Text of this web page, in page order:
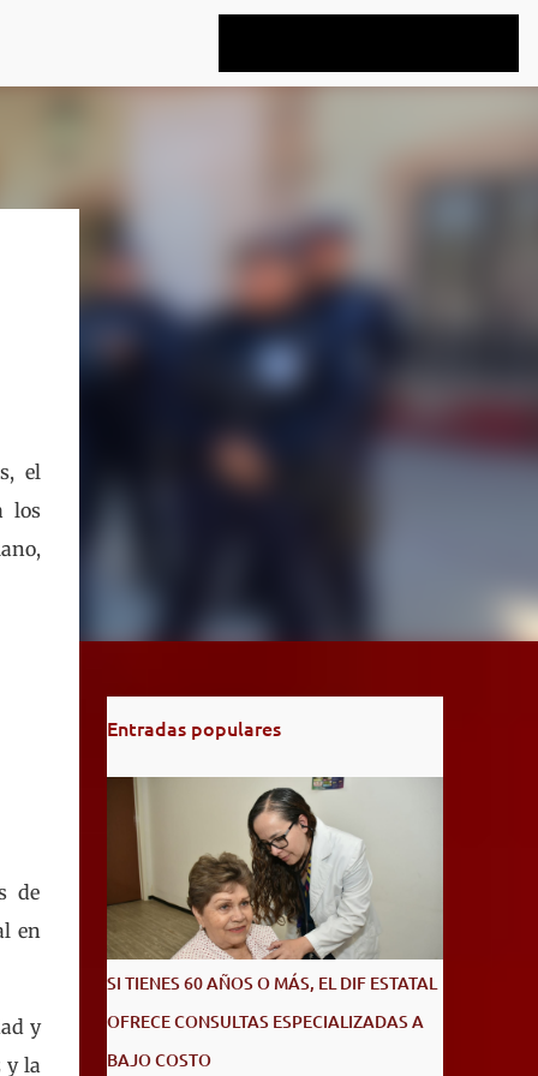
el
los
de
en
y
y la
Entradas populares
SI TIENES 60 AÑOS O MÁS, EL DIF ESTATAL
OFRECE CONSULTAS ESPECIALIZADAS A
BAJO COSTO